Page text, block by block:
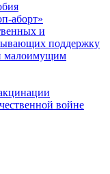
аборт»
и
поддержку
малоимущим